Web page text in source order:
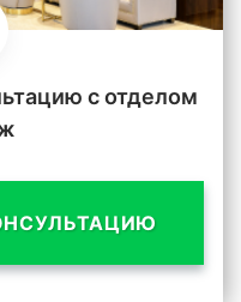
с отделом